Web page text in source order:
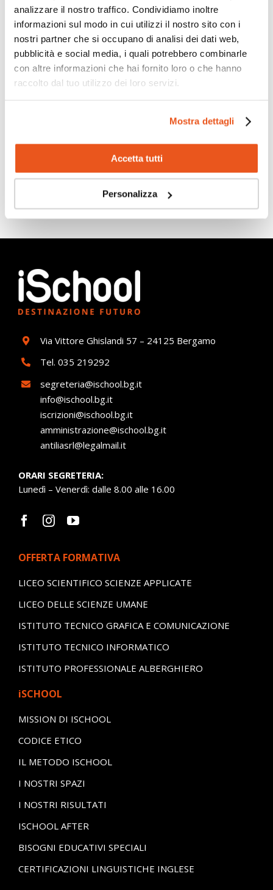
analizzare il nostro traffico. Condividiamo inoltre
informazioni sul modo in cui utilizzi il nostro sito con i
nostri partner che si occupano di analisi dei dati web,
pubblicità e social media, i quali potrebbero combinarle
con altre informazioni che hai fornito loro o che hanno
raccolto dal tuo utilizzo dei loro servizi.
Mostra dettagli
Accetta tutti
Personalizza
“HBSC – Health Behaviour in School-aged...
Via Vittore Ghislandi 57 – 24125 Bergamo
Tel. 035 219292
segreteria@ischool.bg.it
info@ischool.bg.it
iscrizioni@ischool.bg.it
amministrazione@ischool.bg.it
antiliasrl@legalmail.it
ORARI SEGRETERIA:
Lunedì – Venerdì: dalle 8.00 alle 16.00
OFFERTA FORMATIVA
LICEO SCIENTIFICO SCIENZE APPLICATE
LICEO DELLE SCIENZE UMANE
ISTITUTO TECNICO GRAFICA E COMUNICAZIONE
ISTITUTO TECNICO INFORMATICO
ISTITUTO PROFESSIONALE ALBERGHIERO
iSCHOOL
MISSION DI ISCHOOL
CODICE ETICO
IL METODO ISCHOOL
I NOSTRI SPAZI
I NOSTRI RISULTATI
ISCHOOL AFTER
BISOGNI EDUCATIVI SPECIALI
CERTIFICAZIONI LINGUISTICHE INGLESE